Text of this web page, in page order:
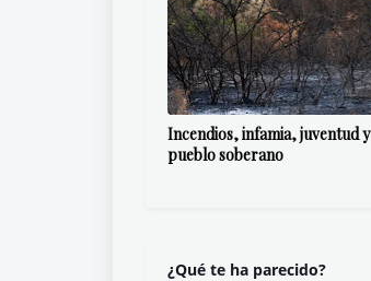
Incendios, infamia, juventud y
pueblo soberano
¿Qué te ha parecido?